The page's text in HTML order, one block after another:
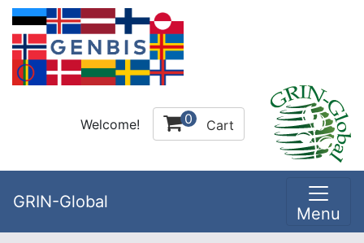
Welcome! 0 Cart
GRIN-Global
Menu